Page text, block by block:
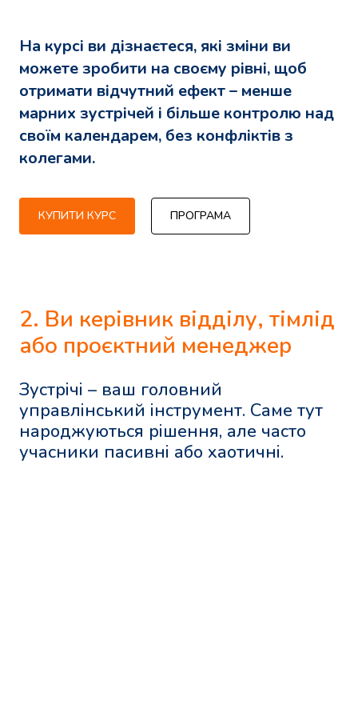
На курсі ви дізнаєтеся, які зміни ви
можете зробити на своєму рівні, щоб
отримати відчутний ефект – менше
марних зустрічей і більше контролю над
своїм календарем, без конфліктів з
колегами.
КУПИТИ КУРС ПРОГРАМА
2. Ви керівник відділу, тімлід
або проєктний менеджер
Зустрічі – ваш головний
управлінський інструмент. Саме тут
народжуються рішення, але часто
учасники пасивні або хаотичні.